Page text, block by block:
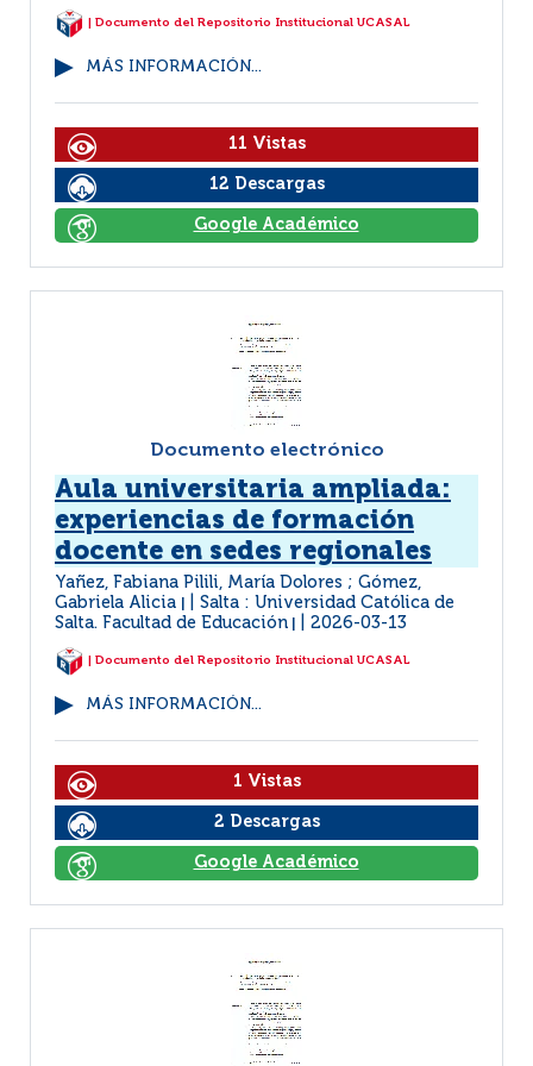
| Documento del Repositorio Institucional UCASAL
MÁS INFORMACIÓN...
11 Vistas
12 Descargas
Google Académico
Documento electrónico
Aula universitaria ampliada:
experiencias de formación
docente en sedes regionales
Yañez, Fabiana Pilili, María Dolores ; Gómez,
Gabriela Alicia
Salta : Universidad Católica de
Salta. Facultad de Educación
2026-03-13
| Documento del Repositorio Institucional UCASAL
MÁS INFORMACIÓN...
1 Vistas
2 Descargas
Google Académico